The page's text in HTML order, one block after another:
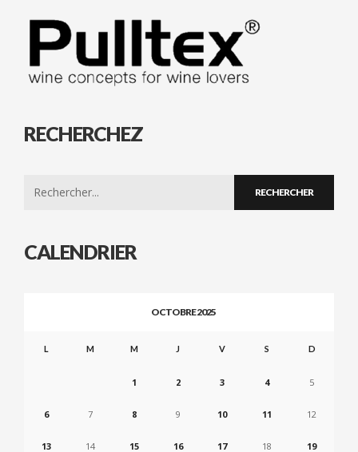
RECHERCHEZ
CALENDRIER
OCTOBRE 2025
L M M J V S D
1 2 3 4 5
6 7 8 9 10 11 12
13 14 15 16 17 18 19